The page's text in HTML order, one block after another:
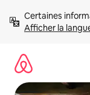
directement
Afficher la